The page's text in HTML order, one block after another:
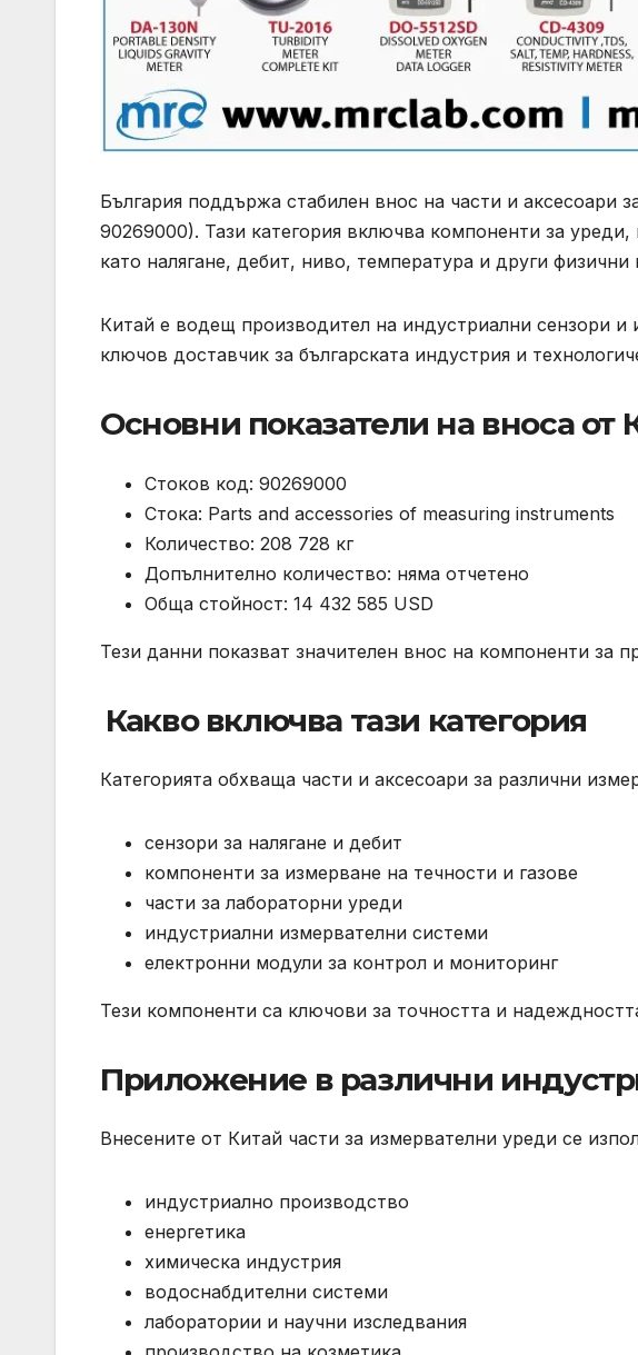
България поддържа стабилен внос на части и аксесоари
90269000). Тази категория включва компоненти за
като налягане, дебит, ниво, температура и други физични
Китай е водещ производител на индустриални сензори и
ключов доставчик за българската индустрия и
Основни показатели на вноса от
Стоков код: 90269000
Стока: Parts and accessories of measuring instruments
Количество: 208 728 кг
Допълнително количество: няма отчетено
Обща стойност: 14 432 585 USD
Тези данни показват значителен внос на компоненти за
️ Какво включва тази категория
Категорията обхваща части и аксесоари за различни
сензори за налягане и дебит
компоненти за измерване на течности и газове
части за лабораторни уреди
индустриални измервателни системи
електронни модули за контрол и мониторинг
Тези компоненти са ключови за точността и
Приложение в различни
Внесените от Китай части за измервателни уреди се
индустриално производство
енергетика
химическа индустрия
водоснабдителни системи
лаборатории и научни изследвания